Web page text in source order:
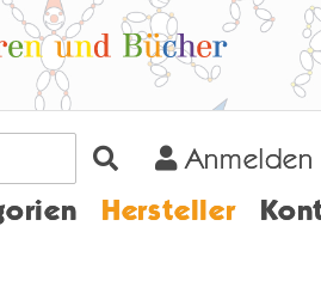
Hersteller
Anmelden